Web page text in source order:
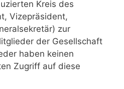
Kreis des
Vizepräsident,
zur
der Gesellschaft
haben keinen
Zugriff auf diese